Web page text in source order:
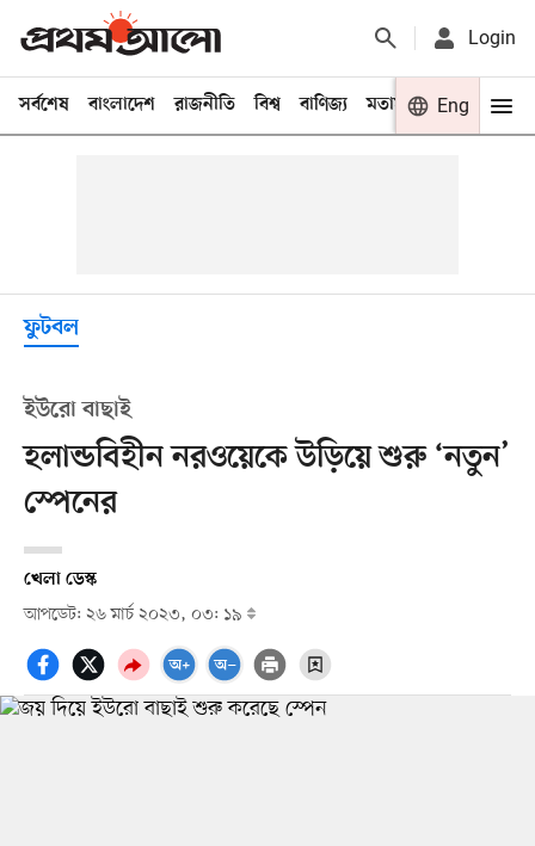
Login
সর্বশেষ বাংলাদেশ রাজনীতি বিশ্ব বাণিজ্য মতামত খেলা
Eng
ফুটবল
ইউরো বাছাই
হলান্ডবিহীন নরওয়েকে উড়িয়ে শুরু ‘নতুন’
স্পেনের
খেলা ডেস্ক
আপডেট: ২৬ মার্চ ২০২৩, ০৩: ১৯